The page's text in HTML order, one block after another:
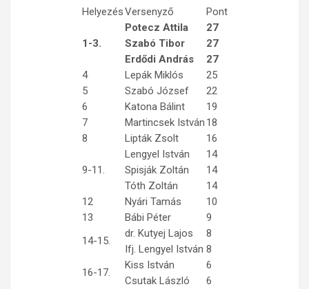
HelyezésVersenyző Pont
1-3.
Potecz Attila
27
Szabó Tibor
27
Erdődi András
27
4
Lepák Miklós
25
5
Szabó József
22
6
Katona Bálint
19
7
Martincsek István 18
8
Lipták Zsolt 16
9-11.
Lengyel István
14
Spisják Zoltán
14
Tóth Zoltán
14
12
Nyári Tamás
10
13
Bábi Péter
9
14-15.
dr. Kutyej Lajos
8
Ifj. Lengyel István 8
16-17.
Kiss István
6
Csutak László
6